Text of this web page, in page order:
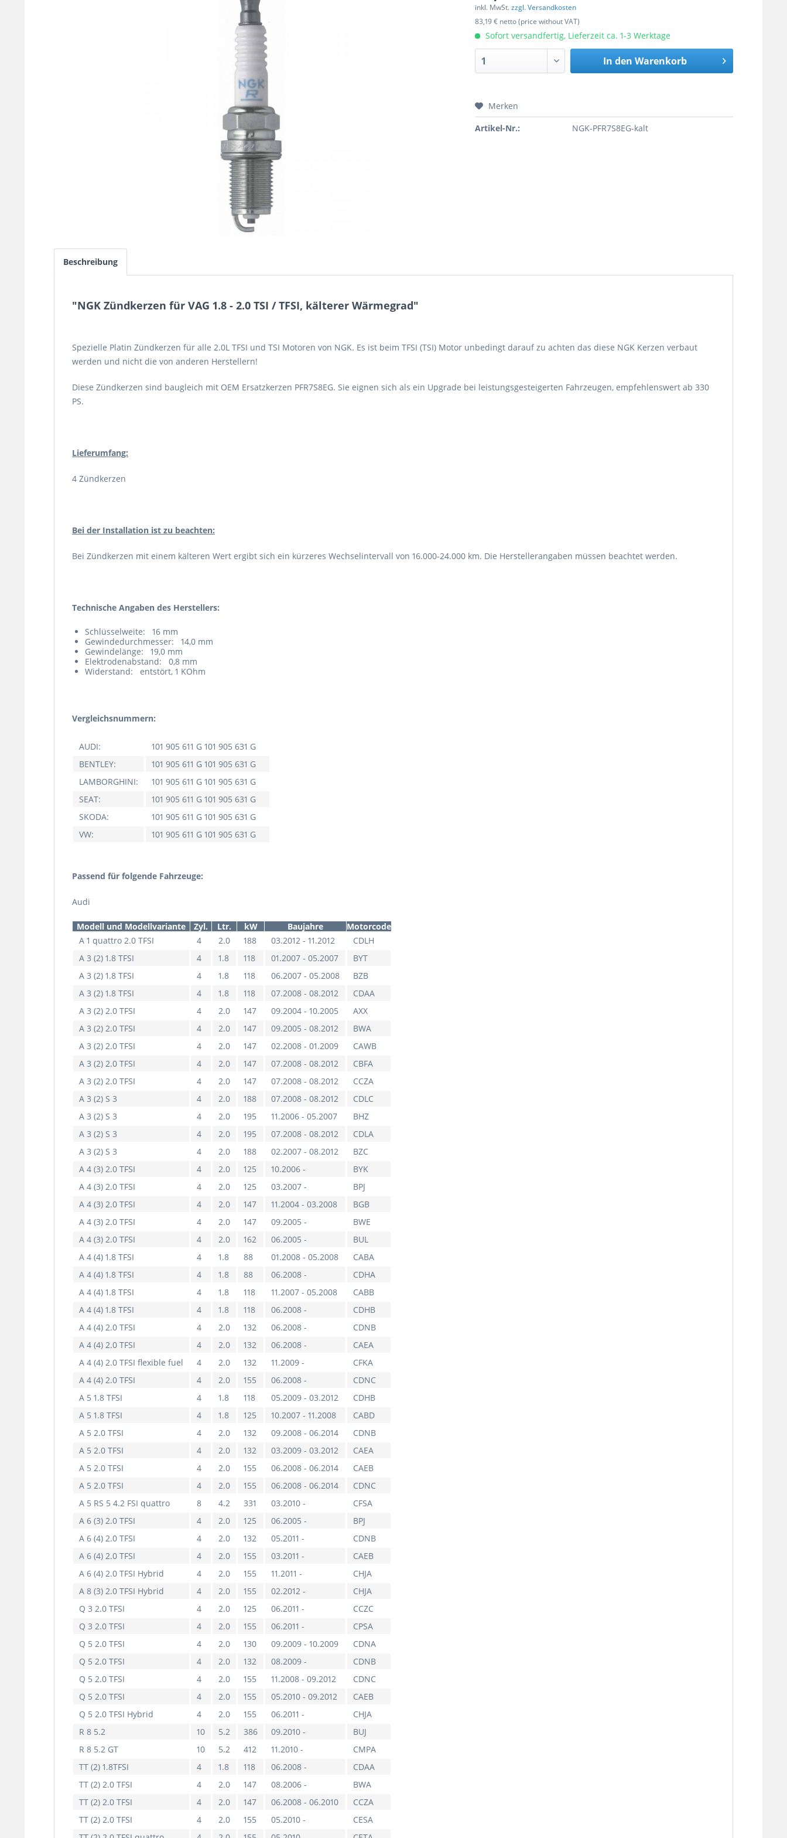
inkl. MwSt.zzgl. Versandkosten
83,19 € netto (price without VAT)
Sofort versandfertig, Lieferzeit ca. 1-3 Werktage
In den Warenkorb
Merken
Artikel-Nr.:
NGK-PFR7S8EG-kalt
Beschreibung
"NGK Zündkerzen für VAG 1.8 - 2.0 TSI / TFSI, kälterer Wärmegrad"
Spezielle Platin Zündkerzen für alle 2.0L TFSI und TSI Motoren von NGK. Es ist beim TFSI (TSI) Motor unbedingt darauf zu achten das diese NGK Kerzen verbaut
werden und nicht die von anderen Herstellern!
Diese Zündkerzen sind baugleich mit OEM Ersatzkerzen PFR7S8EG. Sie eignen sich als ein Upgrade bei leistungsgesteigerten Fahrzeugen, empfehlenswert ab 330
PS.
Lieferumfang:
4 Zündkerzen
Bei der Installation ist zu beachten:
Bei Zündkerzen mit einem kälteren Wert ergibt sich ein kürzeres Wechselintervall von 16.000-24.000 km. Die Herstellerangaben müssen beachtet werden.
Technische Angaben des Herstellers:
Schlüsselweite: 16 mm
Gewindedurchmesser: 14,0 mm
Gewindelänge: 19,0 mm
Elektrodenabstand: 0,8 mm
Widerstand: entstört, 1 KOhm
Vergleichsnummern:
AUDI:
101 905 611 G 101 905 631 G
BENTLEY:
101 905 611 G 101 905 631 G
LAMBORGHINI:
101 905 611 G 101 905 631 G
SEAT:
101 905 611 G 101 905 631 G
SKODA:
101 905 611 G 101 905 631 G
VW:
101 905 611 G 101 905 631 G
Passend für folgende Fahrzeuge:
Audi
Modell und Modellvariante Zyl. Ltr. kW Baujahre
Motorcode
A 1 quattro 2.0 TFSI
4 2.0 188 03.2012 - 11.2012
CDLH
A 3 (2) 1.8 TFSI
4 1.8 118 01.2007 - 05.2007
BYT
A 3 (2) 1.8 TFSI
4 1.8 118 06.2007 - 05.2008
BZB
A 3 (2) 1.8 TFSI
4 1.8 118 07.2008 - 08.2012
CDAA
A 3 (2) 2.0 TFSI
4 2.0 147 09.2004 - 10.2005
AXX
A 3 (2) 2.0 TFSI
4 2.0 147 09.2005 - 08.2012
BWA
A 3 (2) 2.0 TFSI
4 2.0 147 02.2008 - 01.2009
CAWB
A 3 (2) 2.0 TFSI
4 2.0 147 07.2008 - 08.2012
CBFA
A 3 (2) 2.0 TFSI
4 2.0 147 07.2008 - 08.2012
CCZA
A 3 (2) S 3
4 2.0 188 07.2008 - 08.2012
CDLC
A 3 (2) S 3
4 2.0 195 11.2006 - 05.2007
BHZ
A 3 (2) S 3
4 2.0 195 07.2008 - 08.2012
CDLA
A 3 (2) S 3
4 2.0 188 02.2007 - 08.2012
BZC
A 4 (3) 2.0 TFSI
4 2.0 125 10.2006 -
BYK
A 4 (3) 2.0 TFSI
4 2.0 125 03.2007 -
BPJ
A 4 (3) 2.0 TFSI
4 2.0 147 11.2004 - 03.2008
BGB
A 4 (3) 2.0 TFSI
4 2.0 147 09.2005 -
BWE
A 4 (3) 2.0 TFSI
4 2.0 162 06.2005 -
BUL
A 4 (4) 1.8 TFSI
4 1.8 88 01.2008 - 05.2008
CABA
A 4 (4) 1.8 TFSI
4 1.8 88 06.2008 -
CDHA
A 4 (4) 1.8 TFSI
4 1.8 118 11.2007 - 05.2008
CABB
A 4 (4) 1.8 TFSI
4 1.8 118 06.2008 -
CDHB
A 4 (4) 2.0 TFSI
4 2.0 132 06.2008 -
CDNB
A 4 (4) 2.0 TFSI
4 2.0 132 06.2008 -
CAEA
A 4 (4) 2.0 TFSI flexible fuel
4 2.0 132 11.2009 -
CFKA
A 4 (4) 2.0 TFSI
4 2.0 155 06.2008 -
CDNC
A 5 1.8 TFSI
4 1.8 118 05.2009 - 03.2012
CDHB
A 5 1.8 TFSI
4 1.8 125 10.2007 - 11.2008
CABD
A 5 2.0 TFSI
4 2.0 132 09.2008 - 06.2014
CDNB
A 5 2.0 TFSI
4 2.0 132 03.2009 - 03.2012
CAEA
A 5 2.0 TFSI
4 2.0 155 06.2008 - 06.2014
CAEB
A 5 2.0 TFSI
4 2.0 155 06.2008 - 06.2014
CDNC
A 5 RS 5 4.2 FSI quattro
8 4.2 331 03.2010 -
CFSA
A 6 (3) 2.0 TFSI
4 2.0 125 06.2005 -
BPJ
A 6 (4) 2.0 TFSI
4 2.0 132 05.2011 -
CDNB
A 6 (4) 2.0 TFSI
4 2.0 155 03.2011 -
CAEB
A 6 (4) 2.0 TFSI Hybrid
4 2.0 155 11.2011 -
CHJA
A 8 (3) 2.0 TFSI Hybrid
4 2.0 155 02.2012 -
CHJA
Q 3 2.0 TFSI
4 2.0 125 06.2011 -
CCZC
Q 3 2.0 TFSI
4 2.0 155 06.2011 -
CPSA
Q 5 2.0 TFSI
4 2.0 130 09.2009 - 10.2009
CDNA
Q 5 2.0 TFSI
4 2.0 132 08.2009 -
CDNB
Q 5 2.0 TFSI
4 2.0 155 11.2008 - 09.2012
CDNC
Q 5 2.0 TFSI
4 2.0 155 05.2010 - 09.2012
CAEB
Q 5 2.0 TFSI Hybrid
4 2.0 155 06.2011 -
CHJA
R 8 5.2
10 5.2 386 09.2010 -
BUJ
R 8 5.2 GT
10 5.2 412 11.2010 -
CMPA
TT (2) 1.8TFSI
4 1.8 118 06.2008 -
CDAA
TT (2) 2.0 TFSI
4 2.0 147 08.2006 -
BWA
TT (2) 2.0 TFSI
4 2.0 147 06.2008 - 06.2010
CCZA
TT (2) 2.0 TFSI
4 2.0 155 05.2010 -
CESA